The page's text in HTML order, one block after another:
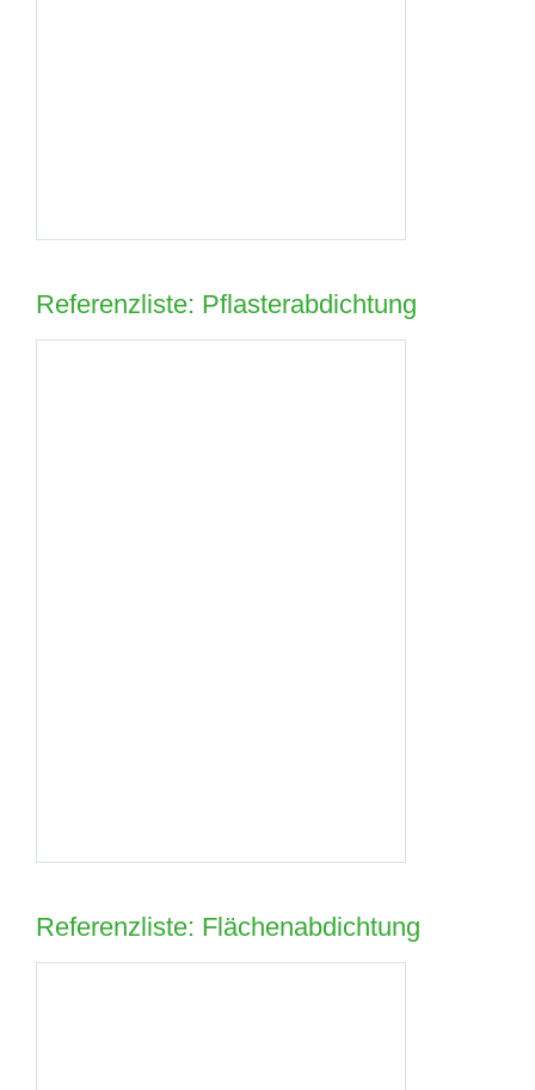
Referenzliste: Pflasterabdichtung
Referenzliste: Flächenabdichtung